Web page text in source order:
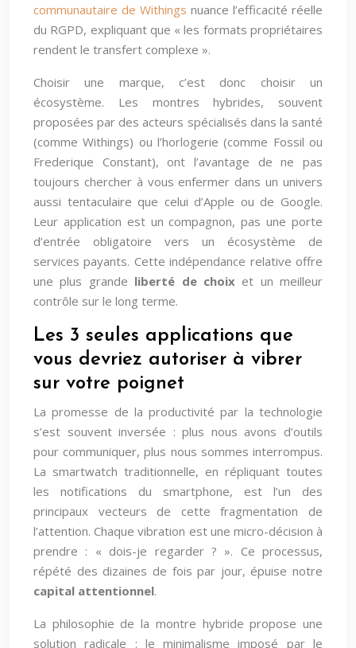
communautaire de Withings nuance l’efficacité réelle
du RGPD, expliquant que « les formats propriétaires
rendent le transfert complexe ».
Choisir une marque, c’est donc choisir un
écosystème. Les montres hybrides, souvent
proposées par des acteurs spécialisés dans la santé
(comme Withings) ou l’horlogerie (comme Fossil ou
Frederique Constant), ont l’avantage de ne pas
toujours chercher à vous enfermer dans un univers
aussi tentaculaire que celui d’Apple ou de Google.
Leur application est un compagnon, pas une porte
d’entrée obligatoire vers un écosystème de
services payants. Cette indépendance relative offre
une plus grande liberté de choix et un meilleur
contrôle sur le long terme.
Les 3 seules applications que
vous devriez autoriser à vibrer
sur votre poignet
La promesse de la productivité par la technologie
s’est souvent inversée : plus nous avons d’outils
pour communiquer, plus nous sommes interrompus.
La smartwatch traditionnelle, en répliquant toutes
les notifications du smartphone, est l’un des
principaux vecteurs de cette fragmentation de
l’attention. Chaque vibration est une micro-décision à
prendre : « dois-je regarder ? ». Ce processus,
répété des dizaines de fois par jour, épuise notre
capital attentionnel.
La philosophie de la montre hybride propose une
solution radicale : le minimalisme imposé par le